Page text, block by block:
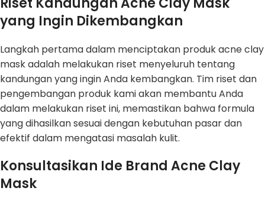
yang Ingin Dikembangkan
Langkah pertama dalam menciptakan produk acne clay
mask adalah melakukan riset menyeluruh tentang
kandungan yang ingin Anda kembangkan. Tim riset dan
pengembangan produk kami akan membantu Anda
dalam melakukan riset ini, memastikan bahwa formula
yang dihasilkan sesuai dengan kebutuhan pasar dan
efektif dalam mengatasi masalah kulit.
Konsultasikan Ide Brand Acne Clay
Mask